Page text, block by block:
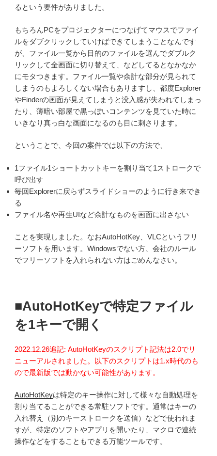
るという要件がありました。
もちろんPCをプロジェクターにつなげてマウスでファイ
ルをダブクリックしていけばできてしまうことなんです
が、ファイル一覧から目的のファイルを選んでダブルク
リックして全画面に切り替えて、などしてるとなかなか
にモタつきます。ファイル一覧や余計な部分が見られて
しまうのもよろしくない場合もありますし、都度Explorer
やFinderの画面が見えてしまうと没入感が失われてしまっ
たり、薄暗い部屋で黒っぽいコンテンツを見ていた時に
いきなり真っ白な画面になるのも目に刺さります。
ということで、今回の案件では以下の方法で、
1ファイル1ショートカットキーを割り当て1ストロークで
呼び出す
毎回Explorerに戻らずスライドショーのように行き来でき
る
ファイル名や再生UIなど余計なものを画面に出さない
ことを実現しました。なおAutoHotKey、VLCというフリ
ーソフトを用います。Windowsでない方、会社のルール
でフリーソフトを入れられない方はごめんなさい。
■AutoHotKeyで特定ファイル
を1キーで開く
2022.12.26追記: AutoHotKeyのスクリプト記法は2.0でリ
ニューアルされました。以下のスクリプトは1.x時代のも
ので最新版では動かない可能性があります。
AutoHotKeyは特定のキー操作に対して様々な自動処理を
割り当てることができる常駐ソフトです。通常はキーの
入れ替え（別のキーストロークを送信）などで使われま
すが、特定のソフトやアプリを開いたり、マクロで連続
操作などをすることもできる万能ツールです。